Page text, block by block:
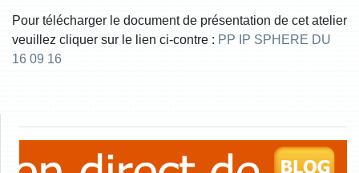
Pour télécharger le document de présentation de cet atelier
veuillez cliquer sur le lien ci-contre : PP IP SPHERE DU
16 09 16